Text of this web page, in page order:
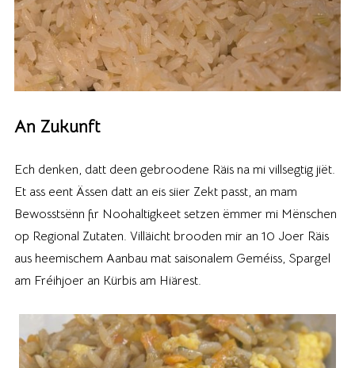
An Zukunft
Ech denken, datt deen gebroodene Räis na mi villsegtig jiët.
Et ass eent Ässen datt an eis siier Zekt passt, an mam
Bewosstsënn fir Noohaltigkeet setzen ëmmer mi Mënschen
op Regional Zutaten. Villäicht brooden mir an 10 Joer Räis
aus heemischem Aanbau mat saisonalem Geméiss, Spargel
am Fréihjoer an Kürbis am Hiärest.